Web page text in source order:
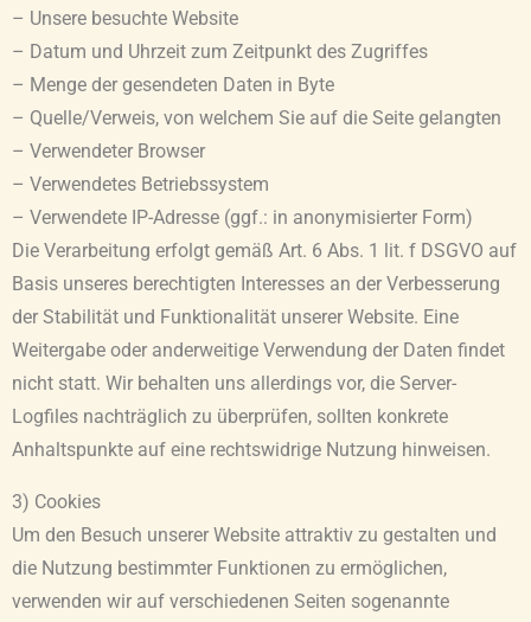
– Unsere besuchte Website
– Datum und Uhrzeit zum Zeitpunkt des Zugriffes
– Menge der gesendeten Daten in Byte
– Quelle/Verweis, von welchem Sie auf die Seite gelangten
– Verwendeter Browser
– Verwendetes Betriebssystem
– Verwendete IP-Adresse (ggf.: in anonymisierter Form)
Die Verarbeitung erfolgt gemäß Art. 6 Abs. 1 lit. f DSGVO auf
Basis unseres berechtigten Interesses an der Verbesserung
der Stabilität und Funktionalität unserer Website. Eine
Weitergabe oder anderweitige Verwendung der Daten findet
nicht statt. Wir behalten uns allerdings vor, die Server-
Logfiles nachträglich zu überprüfen, sollten konkrete
Anhaltspunkte auf eine rechtswidrige Nutzung hinweisen.
3) Cookies
Um den Besuch unserer Website attraktiv zu gestalten und
die Nutzung bestimmter Funktionen zu ermöglichen,
verwenden wir auf verschiedenen Seiten sogenannte